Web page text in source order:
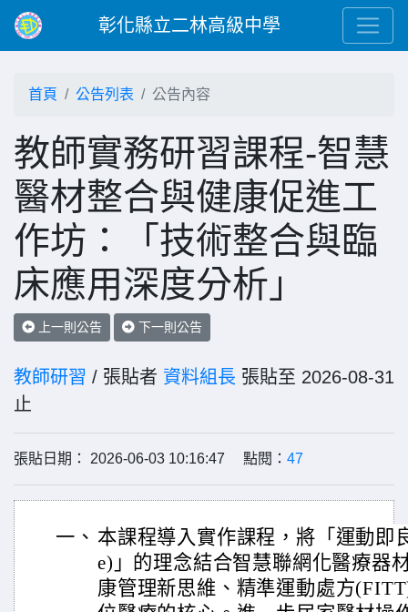
彰化縣立二林高級中學
首頁 公告列表 公告內容
教師實務研習課程-智慧
醫材整合與健康促進工
作坊：「技術整合與臨
床應用深度分析」
上一則公告 下一則公告
教師研習 / 張貼者 資料組長 張貼至 2026-08-31
止
張貼日期： 2026-06-03 10:16:47 點閱： 47
一、 本課程導入實作課程，將「運動即
e)」的理念結合智慧聯網化醫療器
康管理新思維、精準運動處方